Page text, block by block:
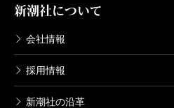
新潮社について
会社情報
採用情報
新潮社の沿革